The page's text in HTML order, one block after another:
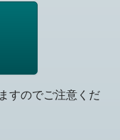
すのでご注意くだ